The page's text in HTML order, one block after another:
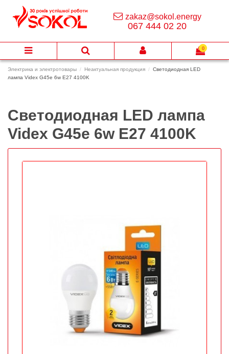
Электрика и электротовары Неактуальная продукция
Светодиодная LED
лампа Videx G45e 6w E27 4100K
Светодиодная LED лампа
Videx G45e 6w E27 4100K
zakaz@sokol.energy
067 444 02 20
0